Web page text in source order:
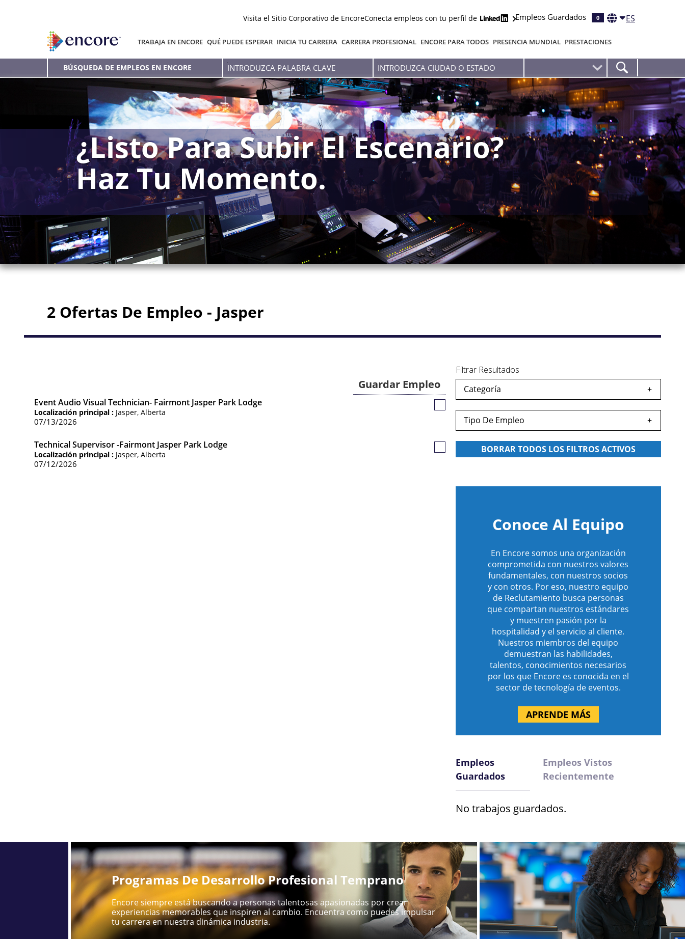
Visita el Sitio Corporativo de EncoreConecta empleos con tu perfil de Empleos Guardados 0 ES
TRABAJA EN ENCORE QUÉ PUEDE ESPERAR INICIA TU CARRERA CARRERA PROFESIONAL ENCORE PARA TODOS PRESENCIA MUNDIAL PRESTACIONES
BÚSQUEDA DE EMPLEOS EN ENCORE
Introduzca
palabra
clave
Introduzca
Ciudad
O
Estado
¿Listo Para Subir El Escenario?
Haz Tu Momento.
2 Ofertas De Empleo - Jasper
Guardar Empleo
Event Audio Visual Technician- Fairmont Jasper Park Lodge
Localización principal : Jasper, Alberta
07/13/2026
Guardar
Technical Supervisor -Fairmont Jasper Park Lodge
Localización principal : Jasper, Alberta
07/12/2026
Guardar
Filtrar Resultados
Categoría
Tipo De Empleo
Conoce Al Equipo
En Encore somos una organización
comprometida con nuestros valores
fundamentales, con nuestros socios
y con otros. Por eso, nuestro equipo
de Reclutamiento busca personas
que compartan nuestros estándares
y muestren pasión por la
hospitalidad y el servicio al cliente.
Nuestros miembros del equipo
demuestran las habilidades,
talentos, conocimientos necesarios
por los que Encore es conocida en el
sector de tecnología de eventos.
APRENDE MÁS
Empleos
Guardados
Empleos Vistos
Recientemente
No trabajos guardados.
Programas De Desarrollo Profesional Temprano
Encore siempre está buscando a personas talentosas apasionadas por crear
experiencias memorables que inspiren al cambio. Encuentra como puedes impulsar
tu carrera en nuestra dinámica industria.